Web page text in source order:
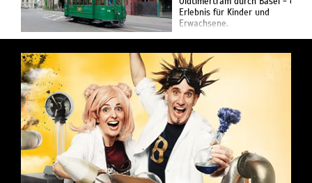
Erlebnis für Kinder und
Erwachsene.